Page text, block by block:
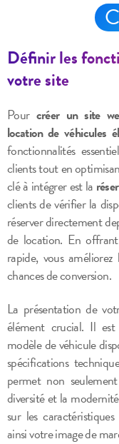
Définir les
votre site
Pour créer un site
location de véhicules
fonctionnalités
clients tout en
clé à intégrer est la
clients de vérifier la
réserver directement
de location. En
rapide, vous améliorez
chances de conversion.
La présentation de
élément crucial. Il
modèle de véhicule
spécifications
permet non
diversité et la
sur les
ainsi votre image de